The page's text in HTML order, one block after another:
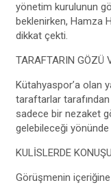
yönetim kurulunun
beklenirken, Hamza
dikkat çekti.
TARAFTARIN GÖZÜ
Kütahyaspor’a olan
taraftarlar
sadece bir nezaket
gelebileceği
KULİSLERDE
Görüşmenin